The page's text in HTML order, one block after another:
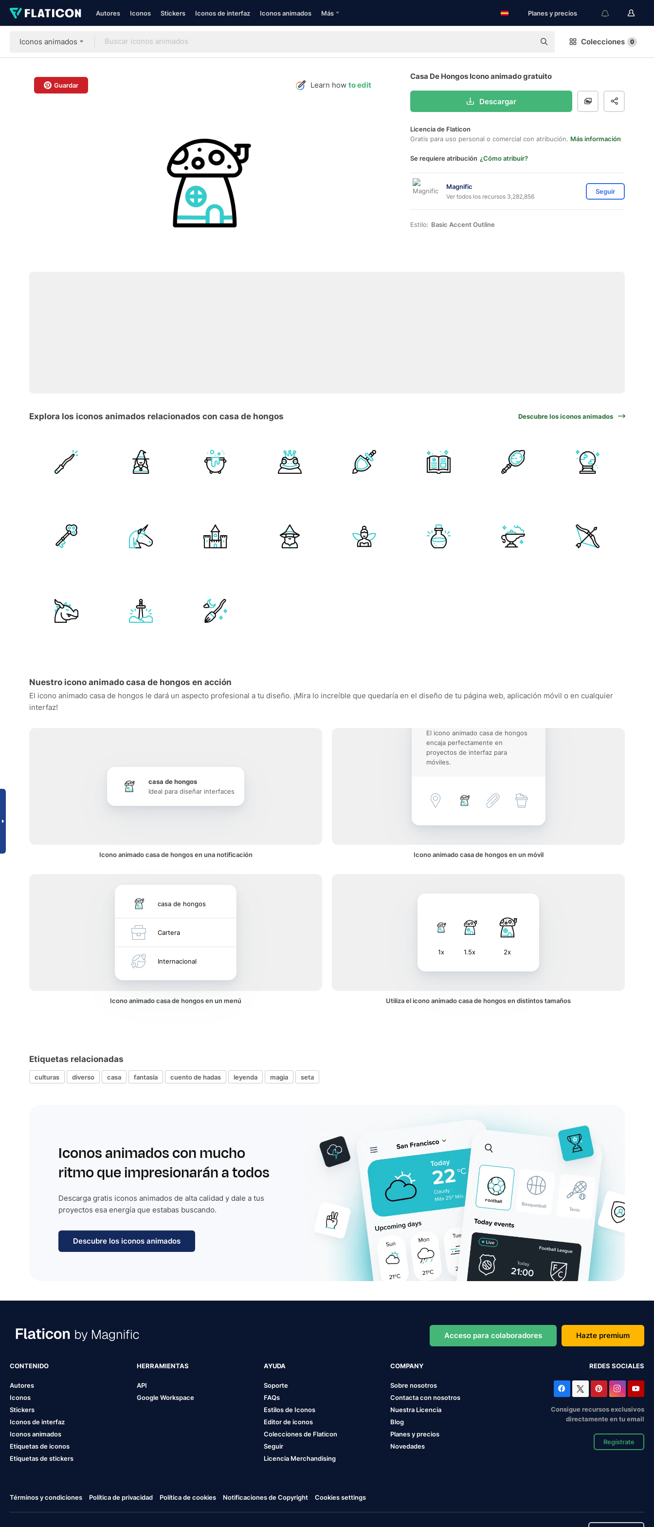
Autores Iconos Stickers Iconos de interfaz Iconos animados Más Planes y precios
Iconos animados Colecciones 0
Guardar Learn how to edit
Casa De Hongos Icono animado gratuito
Descargar
Licencia de Flaticon
Gratis para uso personal o comercial con atribución. Más información
Se requiere atribución ¿Cómo atribuir?
Magnific
Ver todos los recursos 3,282,856
Seguir
Estilo: Basic Accent Outline
Explora los iconos animados relacionados con casa de hongos Descubre los iconos animados
Nuestro icono animado casa de hongos en acción
El icono animado casa de hongos le dará un aspecto profesional a tu diseño. ¡Mira lo increíble que quedaría en el diseño de tu página web, aplicación móvil o en cualquier
interfaz!
casa de hongos
Ideal para diseñar interfaces
Icono animado casa de hongos en una notificación
El icono animado casa de hongos
encaja perfectamente en
proyectos de interfaz para
móviles.
Icono animado casa de hongos en un móvil
casa de hongos
Cartera
Internacional
Icono animado casa de hongos en un menú
1x 1.5x 2x
Utiliza el icono animado casa de hongos en distintos tamaños
Etiquetas relacionadas
culturas diverso casa fantasía cuento de hadas leyenda magia seta
Iconos animados con mucho
ritmo que impresionarán a todos
Descarga gratis iconos animados de alta calidad y dale a tus
proyectos esa energía que estabas buscando.
Descubre los iconos animados
Acceso para colaboradores Hazte premium
CONTENIDO
Autores
Iconos
Stickers
Iconos de interfaz
Iconos animados
Etiquetas de iconos
Etiquetas de stickers
HERRAMIENTAS
API
Google Workspace
AYUDA
Soporte
FAQs
Estilos de Iconos
Editor de iconos
Colecciones de Flaticon
Seguir
Licencia Merchandising
COMPANY
Sobre nosotros
Contacta con nosotros
Nuestra Licencia
Blog
Planes y precios
Novedades
REDES SOCIALES
Consigue recursos exclusivos
directamente en tu email
Regístrate
Términos y condiciones Política de privacidad Política de cookies Notificaciones de Copyright Cookies settings